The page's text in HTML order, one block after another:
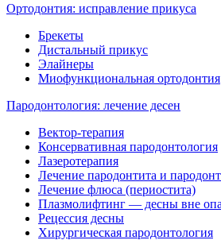
Ортодонтия: исправление прикуса
Брекеты
Дистальный прикус
Элайнеры
Миофункциональная ортодонтия
Пародонтология: лечение десен
Вектор-терапия
Консервативная пародонтология
Лазеротерапия
Лечение пародонтита и
Лечение флюса (периостита)
Плазмолифтинг — десны вне
Рецессия десны
Хирургическая пародонтология